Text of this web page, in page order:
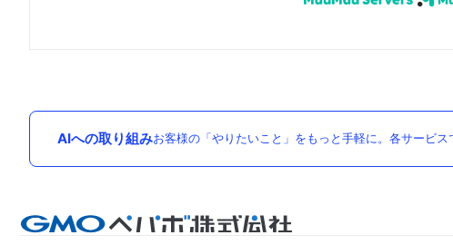
AIへの取り組みお客様の「やりたいこと」をもっと手軽に。各サービ